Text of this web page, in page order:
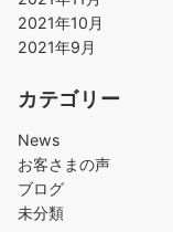
2021年10月
2021年9月
カテゴリー
News
お客さまの声
ブログ
未分類